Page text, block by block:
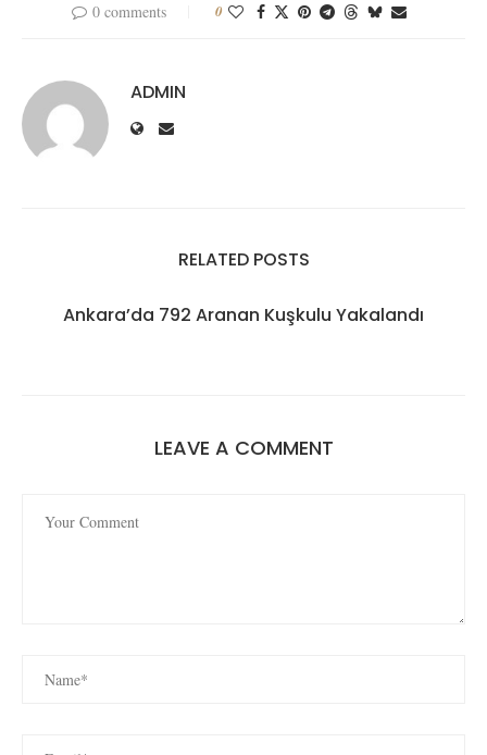
0 comments 0
ADMIN
RELATED POSTS
Ankara’da 792 Aranan Kuşkulu Yakalandı
LEAVE A COMMENT